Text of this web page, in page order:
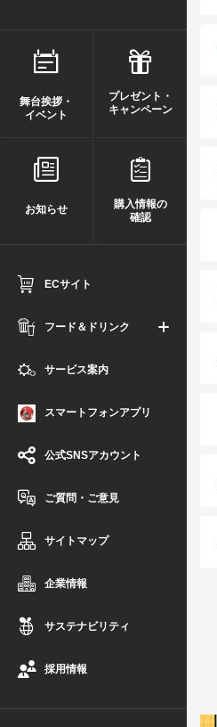
舞台挨拶・
イベント
プレゼント・
キャンペーン
お知らせ
購入情報の
確認
ECサイト
フード＆ドリンク
サービス案内
スマートフォンアプリ
公式SNSアカウント
ご質問・ご意見
サイトマップ
企業情報
サステナビリティ
採用情報